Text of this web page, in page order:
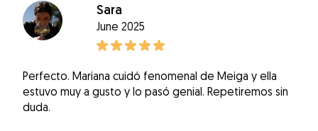
Sara
June 2025
Perfecto. Mariana cuidó fenomenal de Meiga y ella
estuvo muy a gusto y lo pasó genial. Repetiremos sin
duda.